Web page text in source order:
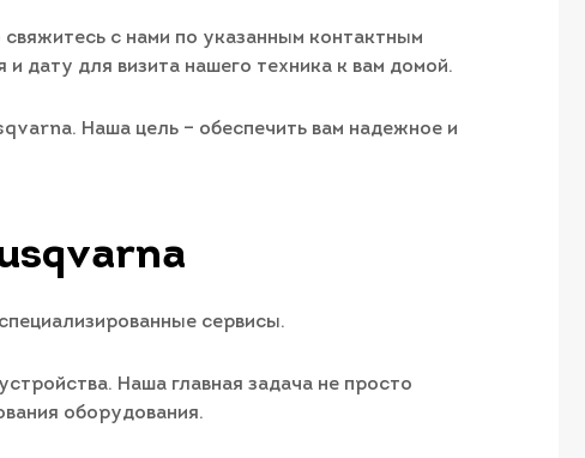
с нами по указанным контактным
дату для визита нашего техника к вам домой.
Наша цель – обеспечить вам надежное и
сервисы.
Наша главная задача не просто
оборудования.